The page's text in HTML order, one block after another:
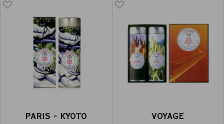
PARIS - KYOTO VOYAGE